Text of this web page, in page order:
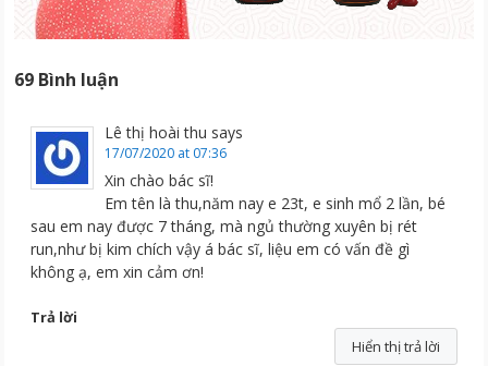
69 Bình luận
Lê thị hoài thu says
17/07/2020 at 07:36
Xin chào bác sĩ!
Em tên là thu,năm nay e 23t, e sinh mổ 2 lần, bé
sau em nay được 7 tháng, mà ngủ thường xuyên bị rét
run,như bị kim chích vậy á bác sĩ, liệu em có vấn đề gì
không ạ, em xin cảm ơn!
Trả lời
Hiển thị trả lời